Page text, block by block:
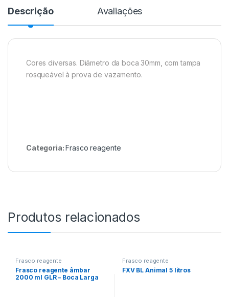
Descrição Avaliações
Cores diversas. Diâmetro da boca 30mm, com tampa
rosqueável à prova de vazamento.
Categoria:Frasco reagente
Produtos relacionados
Frasco reagente
Frasco reagente âmbar
2000 ml GLR – Boca Larga
Frasco reagente
FXV BL Animal 5 litros